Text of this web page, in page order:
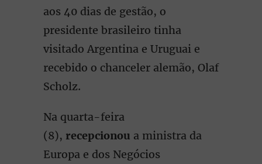
aos 40 dias de gestão, o
presidente brasileiro tinha
visitado Argentina e Uruguai e
recebido o chanceler alemão, Olaf
Scholz.
Na quarta-feira
(8), recepcionou a ministra da
Europa e dos Negócios